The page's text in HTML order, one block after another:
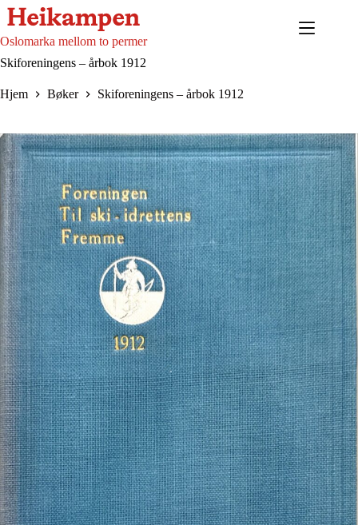
Hopp
til
innholdet
Oslomarka mellom to permer
Skiforeningens – årbok 1912
Hjem Bøker Skiforeningens – årbok 1912